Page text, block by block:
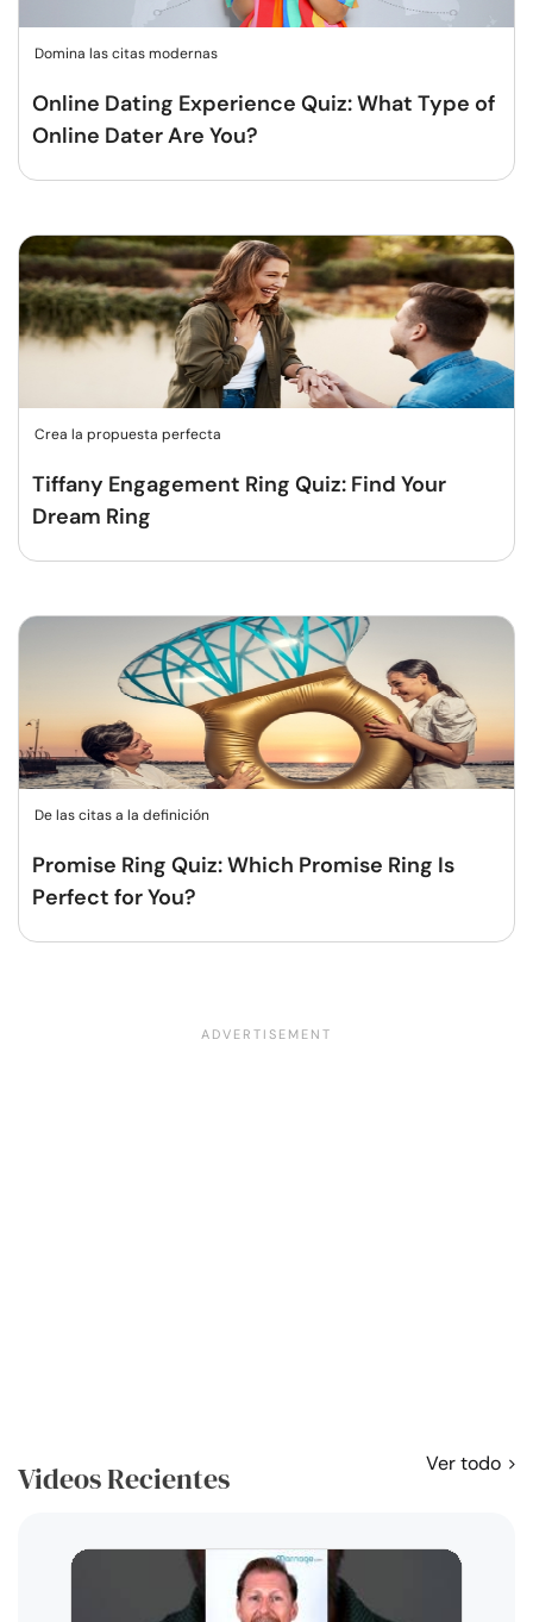
Domina las citas modernas
Online Dating Experience Quiz: What Type of
Online Dater Are You?
Crea la propuesta perfecta
Tiffany Engagement Ring Quiz: Find Your
Dream Ring
De las citas a la definición
Promise Ring Quiz: Which Promise Ring Is
Perfect for You?
Videos Recientes Ver todo